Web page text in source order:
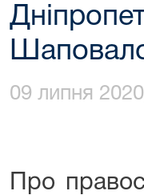
09 липня
Про